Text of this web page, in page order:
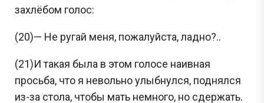
захлёбом голос:
(20)— Не ругай меня, пожалуйста, ладно?..
(21)И такая была в этом голосе наивная
просьба, что я невольно улыбнулся, поднялся
из-за стола, чтобы мать немного, но сдержать.